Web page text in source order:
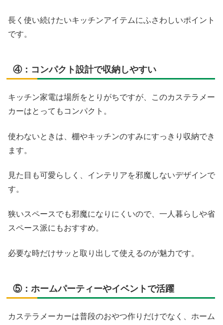
長く使い続けたいキッチンアイテムにふさわしいポイント
です。
④：コンパクト設計で収納しやすい
キッチン家電は場所をとりがちですが、このカステラメー
カーはとってもコンパクト。
使わないときは、棚やキッチンのすみにすっきり収納でき
ます。
見た目も可愛らしく、インテリアを邪魔しないデザインで
す。
狭いスペースでも邪魔になりにくいので、一人暮らしや省
スペース派にもおすすめ。
必要な時だけサッと取り出して使えるのが魅力です。
⑤：ホームパーティーやイベントで活躍
カステラメーカーは普段のおやつ作りだけでなく、ホーム